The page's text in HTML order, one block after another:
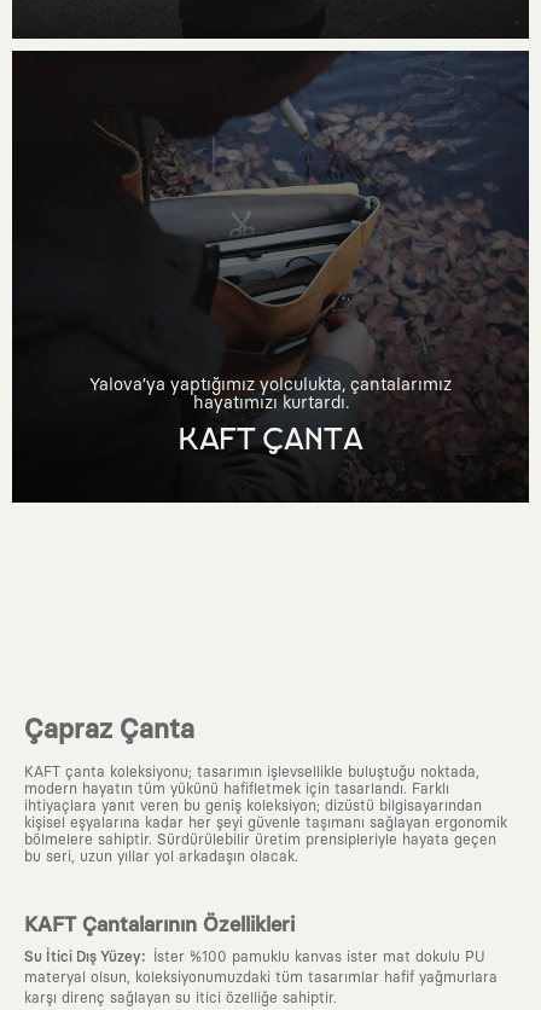
Yalova’ya yaptığımız yolculukta, çantalarımız
hayatımızı kurtardı.
KAFT ÇANTA
Çapraz Çanta
KAFT çanta koleksiyonu; tasarımın işlevsellikle buluştuğu noktada,
modern hayatın tüm yükünü hafifletmek için tasarlandı. Farklı
ihtiyaçlara yanıt veren bu geniş koleksiyon; dizüstü bilgisayarından
kişisel eşyalarına kadar her şeyi güvenle taşımanı sağlayan ergonomik
bölmelere sahiptir. Sürdürülebilir üretim prensipleriyle hayata geçen
bu seri, uzun yıllar yol arkadaşın olacak.
KAFT Çantalarının Özellikleri
Su İtici Dış Yüzey:
İster %100 pamuklu kanvas ister mat dokulu PU
materyal olsun, koleksiyonumuzdaki tüm tasarımlar hafif yağmurlara
karşı direnç sağlayan su itici özelliğe sahiptir.